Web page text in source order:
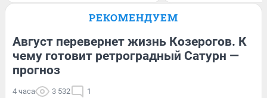
РЕКОМЕНДУЕМ
Август перевернет жизнь Козерогов. К
чему готовит ретроградный Сатурн —
прогноз
4 часа 3 532 1